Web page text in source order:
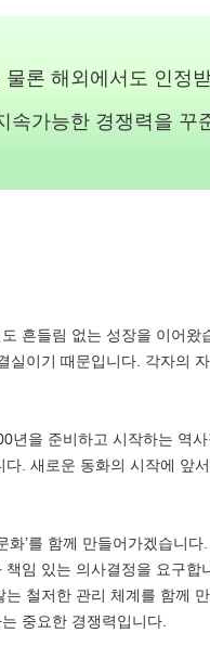
론 해외에서도 인정
속가능한 경쟁력을 꾸
흔들림 없는 성장을 이어왔
이기 때문입니다. 각자의
년을 준비하고 시작하는 역
. 새로운 동화의 시작에 앞
’를 함께 만들어가겠습니다.
임 있는 의사결정을 요구합
철저한 관리 체계를 함께
중요한 경쟁력입니다.